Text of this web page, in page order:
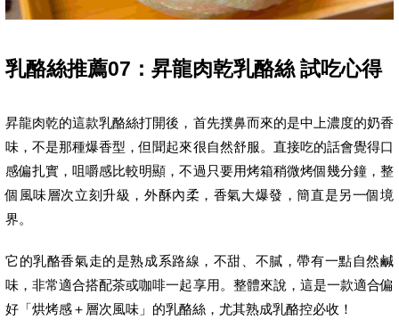
乳酪絲推薦07：昇龍肉乾乳酪絲 試吃心得
昇龍肉乾的這款乳酪絲打開後，首先撲鼻而來的是中上濃度的奶香
味，不是那種爆香型，但聞起來很自然舒服。直接吃的話會覺得口
感偏扎實，咀嚼感比較明顯，不過只要用烤箱稍微烤個幾分鐘，整
個風味層次立刻升級，外酥內柔，香氣大爆發，簡直是另一個境
界。
它的乳酪香氣走的是熟成系路線，不甜、不膩，帶有一點自然鹹
味，非常適合搭配茶或咖啡一起享用。整體來說，這是一款適合偏
好「烘烤感＋層次風味」的乳酪絲，尤其熟成乳酪控必收！